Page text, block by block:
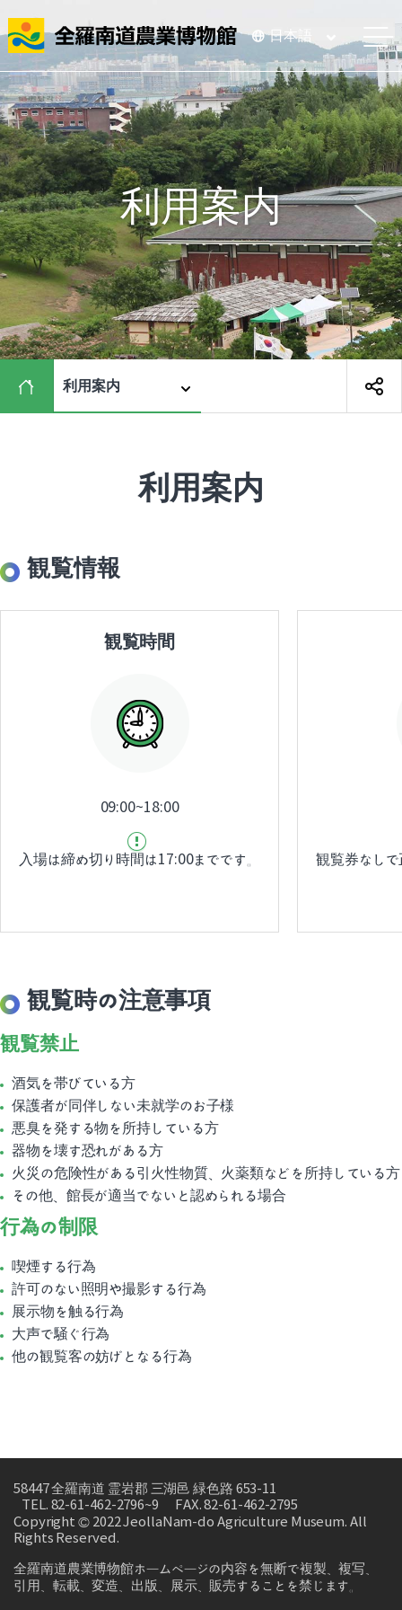
全羅南道農業博物館 日本語 메
利用案内
利用案内
利用案内
観覧情報
観覧時間
09:00~18:00
入場は締め切り時間は17:00までです。 観覧券なし
観覧時の注意事項
観覧禁止
酒気を帯びている方
保護者が同伴しない未就学のお子様
悪臭を発する物を所持している方
器物を壊す恐れがある方
火災の危険性がある引火性物質、火薬類などを所持している方
その他、館長が適当でないと認められる場合
行為の制限
喫煙する行為
許可のない照明や撮影する行為
展示物を触る行為
大声で騒ぐ行為
他の観覧客の妨げとなる行為
58447 全羅南道 霊岩郡 三湖邑 緑色路 653-11
TEL. 82-61-462-2796~9
FAX. 82-61-462-2795
Copyright © 2022 JeollaNam-do Agriculture Museum. All
Rights Reserved.
全羅南道農業博物館ホームページの内容を無断で複製、複写、
引用、転載、変造、出版、展示、販売することを禁じます。